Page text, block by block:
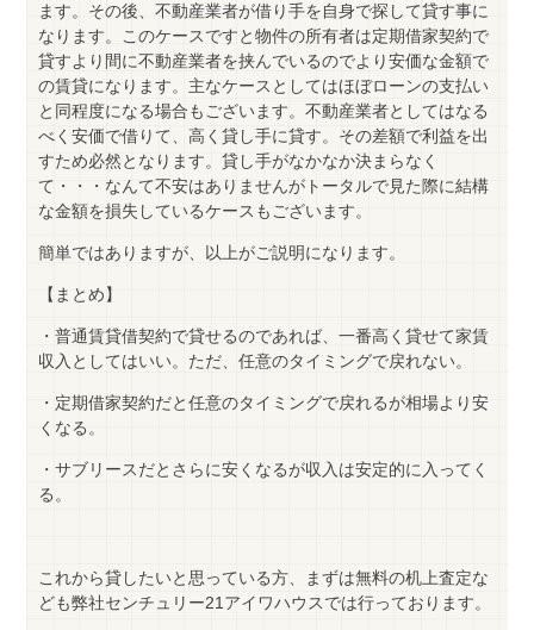
ます。その後、不動産業者が借り手を自身で探して貸す事に
なります。このケースですと物件の所有者は定期借家契約で
貸すより間に不動産業者を挟んでいるのでより安価な金額で
の賃貸になります。主なケースとしてはほぼローンの支払い
と同程度になる場合もございます。不動産業者としてはなる
べく安価で借りて、高く貸し手に貸す。その差額で利益を出
すため必然となります。貸し手がなかなか決まらなく
て・・・なんて不安はありませんがトータルで見た際に結構
な金額を損失しているケースもございます。
簡単ではありますが、以上がご説明になります。
【まとめ】
・普通賃貸借契約で貸せるのであれば、一番高く貸せて家賃
収入としてはいい。ただ、任意のタイミングで戻れない。
・定期借家契約だと任意のタイミングで戻れるが相場より安
くなる。
・サブリースだとさらに安くなるが収入は安定的に入ってく
る。
これから貸したいと思っている方、まずは無料の机上査定な
ども弊社センチュリー21アイワハウスでは行っております。